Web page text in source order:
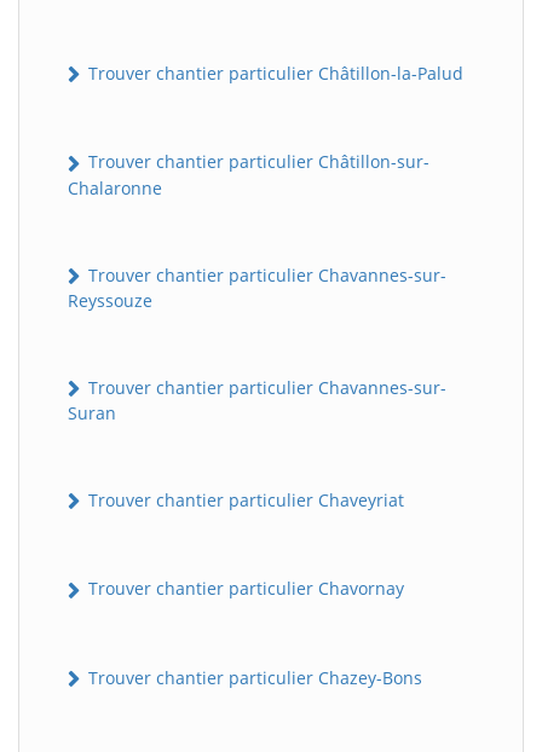
Trouver chantier particulier Châtillon-la-Palud
Trouver chantier particulier Châtillon-sur-
Chalaronne
Trouver chantier particulier Chavannes-sur-
Reyssouze
Trouver chantier particulier Chavannes-sur-
Suran
Trouver chantier particulier Chaveyriat
Trouver chantier particulier Chavornay
Trouver chantier particulier Chazey-Bons